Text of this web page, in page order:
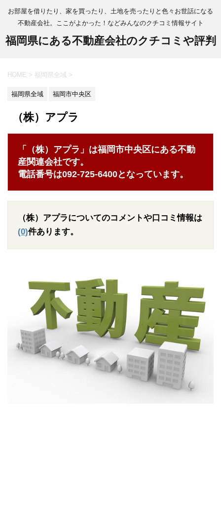
お部屋を借りたり、家を買ったり、土地を売ったりと色々お世話になる
不動産会社。ここがよかった！などみんなのクチコミ情報サイト
福岡県にある不動産会社のクチコミや評判
HOME > 福岡県全域 >
福岡県全域 福岡市中央区
（株）アプラ
「（株）アプラ」は福岡市中央区にある不動
産関連会社です。
電話番号は092-725-6400となっています。
（株）アプラについてのコメントや口コミ情報は
(0)件あります。